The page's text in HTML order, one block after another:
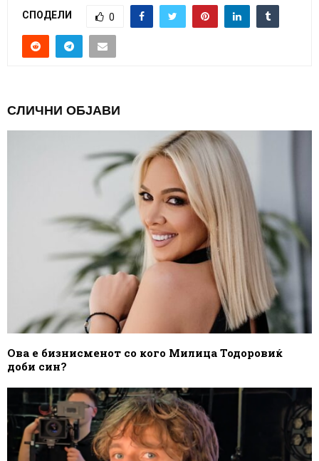
СПОДЕЛИ 0
СЛИЧНИ ОБЈАВИ
Ова е бизнисменот со кого Милица Тодоровиќ
доби син?